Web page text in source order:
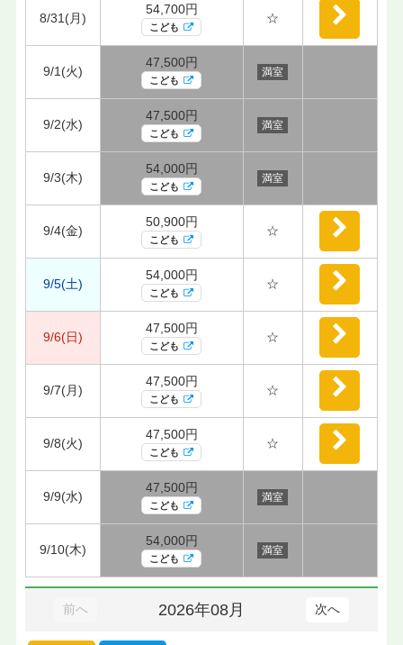
8/31(月)
54,700円
こども
☆
9/1(火)
47,500円
こども
満室
9/2(水)
47,500円
こども
満室
9/3(木)
54,000円
こども
満室
9/4(金)
50,900円
こども
☆
9/5(土)
54,000円
こども
☆
9/6(日)
47,500円
こども
☆
9/7(月)
47,500円
こども
☆
9/8(火)
47,500円
こども
☆
9/9(水)
47,500円
こども
満室
9/10(木)
54,000円
こども
満室
前へ 2026年08月 次へ